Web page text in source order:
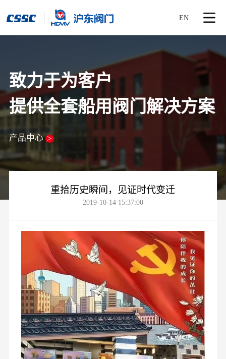
EN
致力于为客户
提供全套船用阀门解决方案
产品中心 >
重拾历史瞬间，见证时代变迁
2019-10-14 15:37:00